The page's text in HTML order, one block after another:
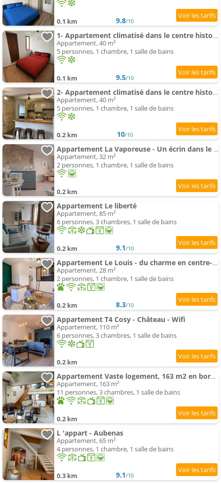
0.1 km 9.8/10
1- Appartement climatisé dans le centre historique d Aubenas
Appartement, 40 m²
5 personnes, 1 chambre, 1 salle de bains
0.1 km 9.5/10
2- Appartement climatisé dans le centre historique d Aubenas
Appartement, 40 m²
5 personnes, 1 chambre, 1 salle de bains
0.2 km 10/10
Appartement La Vaporeuse - Un écrin dans le centre historique
Appartement, 32 m²
2 personnes, 1 chambre, 1 salle de bains
0.2 km
Appartement Le liberté
Appartement, 85 m²
6 personnes, 3 chambres, 1 salle de bains
0.2 km 9.1/10
Appartement Le Louis - du charme en centre-ville
Appartement, 28 m²
2 personnes, 1 chambre, 1 salle de bains
0.2 km 8.3/10
Appartement T4 Cosy - Château - Wifi
Appartement, 110 m²
6 personnes, 3 chambres, 1 salle de bains
0.2 km
Appartement Vaste logement, 163 m2 en bord de vieille ville
Appartement, 163 m²
11 personnes, 3 chambres, 1 salle de bains
0.2 km
L 'appart - Aubenas
Appartement, 65 m²
4 personnes, 1 chambre, 1 salle de bains
0.3 km 9.1/10